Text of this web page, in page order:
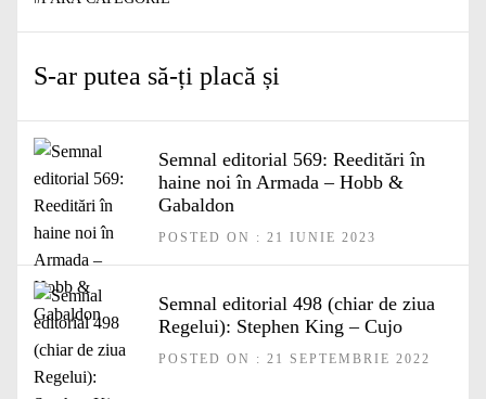
S-ar putea să-ți placă și
Semnal editorial 569: Reeditări în
haine noi în Armada – Hobb &
Gabaldon
POSTED ON : 21 IUNIE 2023
Semnal editorial 498 (chiar de ziua
Regelui): Stephen King – Cujo
POSTED ON : 21 SEPTEMBRIE 2022